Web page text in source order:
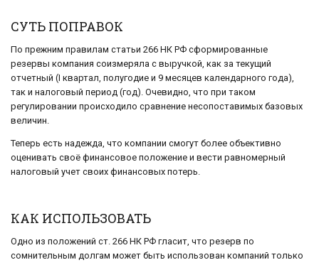
СУТЬ ПОПРАВОК
По прежним правилам статьи 266 НК РФ сформированные
резервы компания соизмеряла с выручкой, как за текущий
отчетный (I квартал, полугодие и 9 месяцев календарного года),
так и налоговый период (год). Очевидно, что при таком
регулировании происходило сравнение несопоставимых базовых
величин.
Теперь есть надежда, что компании смогут более объективно
оценивать своё финансовое положение и вести равномерный
налоговый учет своих финансовых потерь.
КАК ИСПОЛЬЗОВАТЬ
Одно из положений ст. 266 НК РФ гласит, что резерв по
сомнительным долгам может быть использован компаний только